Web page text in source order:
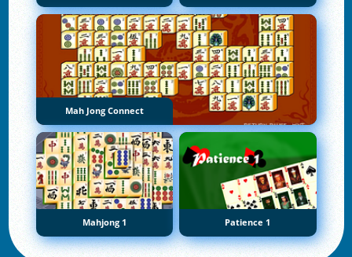
Mah Jong Connect
Mahjong 1 Patience 1